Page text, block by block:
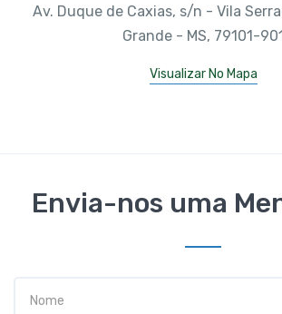
Av. Duque de Caxias, s/n - Vila
Grande - MS, 79101-
Visualizar No Mapa
Envia-nos uma